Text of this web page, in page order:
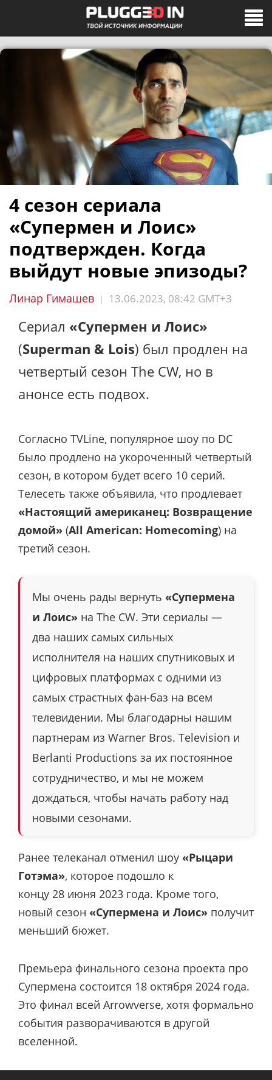
4 сезон сериала
«Супермен и Лоис»
подтвержден. Когда
выйдут новые эпизоды?
Линар Гимашев | 13.06.2023, 08:42 GMT+3
Сериал «Супермен и Лоис»
(Superman & Lois) был продлен на
четвертый сезон The CW, но в
анонсе есть подвох.
Согласно TVLine, популярное шоу по DC
было продлено на укороченный четвертый
сезон, в котором будет всего 10 серий.
Телесеть также объявила, что продлевает
«Настоящий американец: Возвращение
домой» (All American: Homecoming) на
третий сезон.
Мы очень рады вернуть «Супермена
и Лоис» на The CW. Эти сериалы —
два наших самых сильных
исполнителя на наших спутниковых и
цифровых платформах с одними из
самых страстных фан-баз на всем
телевидении. Мы благодарны нашим
партнерам из Warner Bros. Television и
Berlanti Productions за их постоянное
сотрудничество, и мы не можем
дождаться, чтобы начать работу над
новыми сезонами.
Ранее телеканал отменил шоу «Рыцари
Готэма», которое подошло к
концу 28 июня 2023 года. Кроме того,
новый сезон «Супермена и Лоис» получит
меньший бюжет.
Премьера финального сезона проекта про
Супермена состоится 18 октября 2024 года.
Это финал всей Arrowverse, хотя формально
события разворачиваются в другой
вселенной.